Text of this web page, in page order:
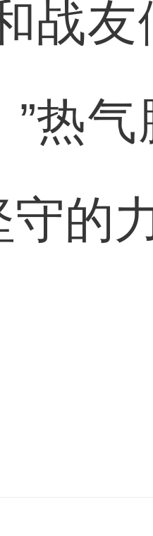
战
”热
守的